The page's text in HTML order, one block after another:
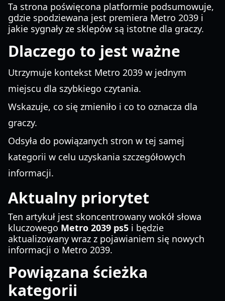
Ta strona poświęcona platformie podsumowuje,
gdzie spodziewana jest premiera Metro 2039 i
jakie sygnały ze sklepów są istotne dla graczy.
Dlaczego to jest ważne
Utrzymuje kontekst Metro 2039 w jednym
miejscu dla szybkiego czytania.
Wskazuje, co się zmieniło i co to oznacza dla
graczy.
Odsyła do powiązanych stron w tej samej
kategorii w celu uzyskania szczegółowych
informacji.
Aktualny priorytet
Ten artykuł jest skoncentrowany wokół słowa
kluczowego Metro 2039 ps5 i będzie
aktualizowany wraz z pojawianiem się nowych
informacji o Metro 2039.
Powiązana ścieżka
kategorii